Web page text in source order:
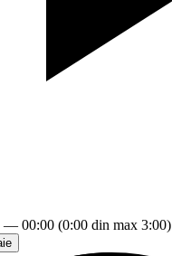
— 00:00 (0:00 din max 3:00)